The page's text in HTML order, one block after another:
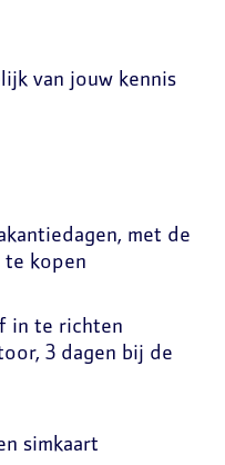
van jouw kennis
met de
te kopen
in te richten
3 dagen bij de
simkaart